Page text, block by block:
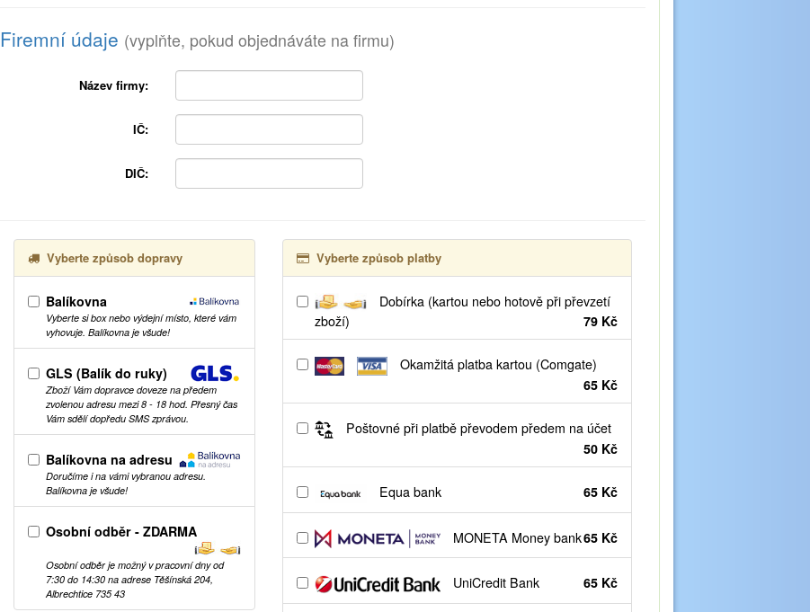
Firemní údaje (vyplňte, pokud objednáváte na firmu)
Název firmy:
IČ:
DIČ:
Vyberte způsob dopravy
Balíkovna
Vyberte si box nebo výdejní místo, které vám
vyhovuje. Balíkovna je všude!
GLS (Balík do ruky)
Zboží Vám dopravce doveze na předem
zvolenou adresu mezi 8 - 18 hod. Přesný čas
Vám sdělí dopředu SMS zprávou.
Balíkovna na adresu
Doručíme i na vámi vybranou adresu.
Balíkovna je všude!
Osobní odběr - ZDARMA
Osobní odběr je možný v pracovní dny od
7:30 do 14:30 na adrese Těšínská 204,
Albrechtice 735 43
Vyberte způsob platby
Dobírka (kartou nebo hotově při převzetí
zboží)
79 Kč
Okamžitá platba kartou (Comgate)
65 Kč
Poštovné při platbě převodem předem na účet
50 Kč
Equa bank 65 Kč
MONETA Money bank65 Kč
UniCredit Bank 65 Kč